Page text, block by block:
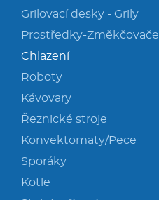
Grilovací desky - Grily
Prostředky-Změkčovače
Chlazení
Roboty
Kávovary
Řeznické stroje
Konvektomaty/Pece
Sporáky
Kotle